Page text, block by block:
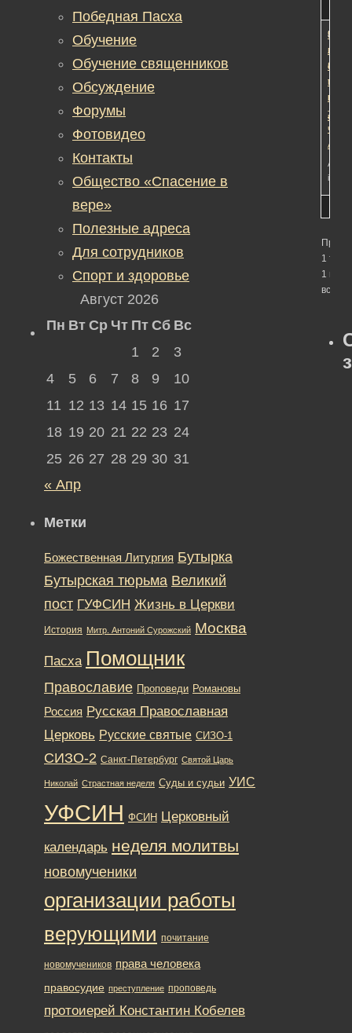
мы
в
том
in:
459
лет,
8
1
1 по 1
всего)
Победная Пасха
Обучение
Обучение священников
Обсуждение
Форумы
Фотовидео
Контакты
Общество «Спасение в
вере»
Полезные адреса
Для сотрудников
Спорт и здоровье
Август 2026
Пн Вт Ср Чт Пт Сб Вс
1
2
3
4
5 6 7 8 9
10
11 12 13 14 15 16 17
18 19 20 21 22 23 24
25 26 27 28 29 30 31
« Апр
Метки
Божественная Литургия Бутырка
Бутырская тюрьма Великий
пост ГУФСИН Жизнь в Церкви
История Митр. Антоний Сурожский Москва
Пасха Помощник
Православие Проповеди Романовы
Россия Русская Православная
Церковь Русские святые СИЗО-1
СИЗО-2 Санкт-Петербург Святой Царь
Николай Страстная неделя Суды и судьи УИС
УФСИН ФСИН Церковный
календарь неделя молитвы
новомученики
организации работы
верующими почитание
новомучеников права человека
правосудие преступление проповедь
протоиерей Константин Кобелев